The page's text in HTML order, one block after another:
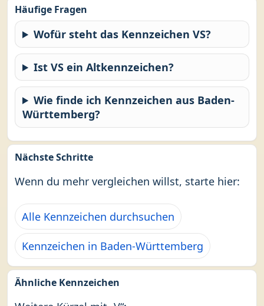
Häufige Fragen
Wofür steht das Kennzeichen VS?
Ist VS ein Altkennzeichen?
Wie finde ich Kennzeichen aus Baden-
Württemberg?
Nächste Schritte
Wenn du mehr vergleichen willst, starte hier:
Alle Kennzeichen durchsuchen
Kennzeichen in Baden-Württemberg
Ähnliche Kennzeichen